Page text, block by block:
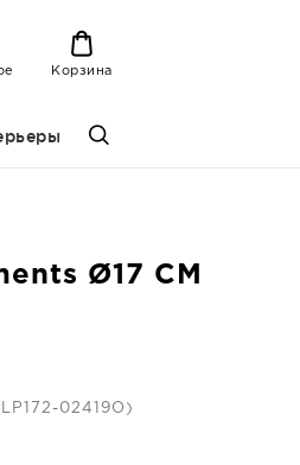
Корзина
Ø17 CM
02419O)